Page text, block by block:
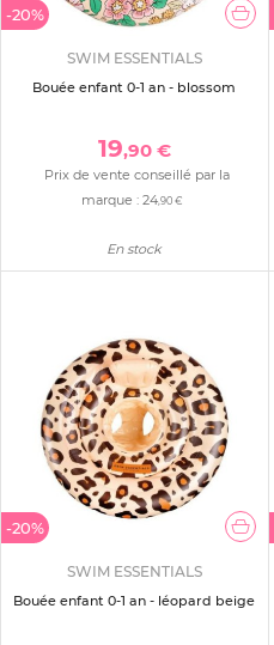
-20%
SWIM ESSENTIALS
Bouée enfant 0-1 an - blossom
19,90 €
Prix de vente conseillé par la
marque : 24,90 €
En stock
-20%
SWIM ESSENTIALS
Bouée enfant 0-1 an - léopard beige